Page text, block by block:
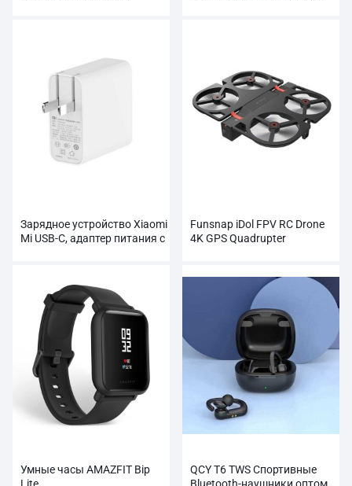
Зарядное устройство Xiaomi
Mi USB-C, адаптер питания с
Funsnap iDol FPV RC Drone
4K GPS Quadrupter
Умные часы AMAZFIT Bip
Lite
QCY T6 TWS Спортивные
Bluetooth-наушники оптом